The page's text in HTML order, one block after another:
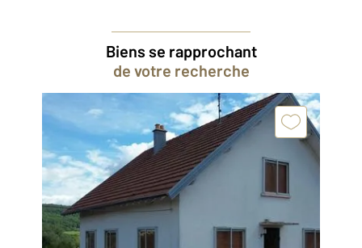
Biens se rapprochant
de votre recherche